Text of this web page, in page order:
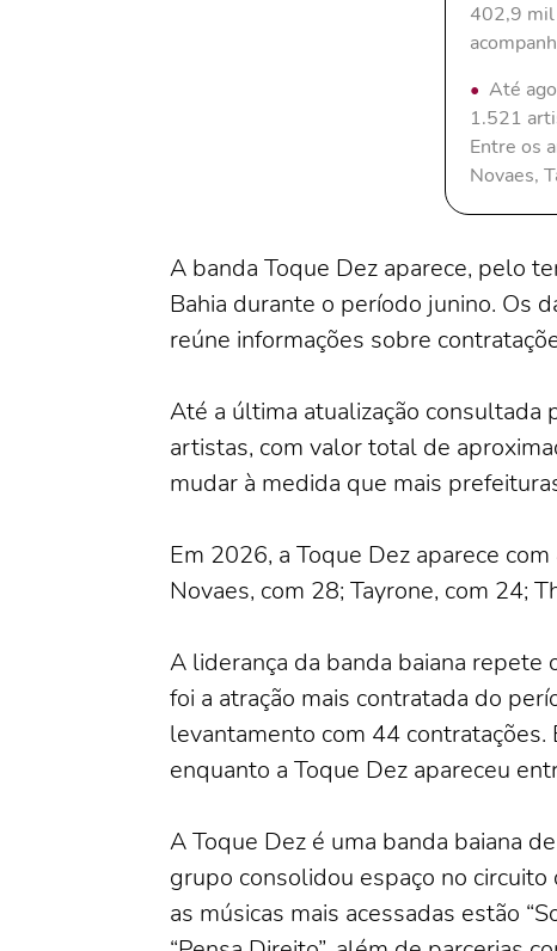
402,9 mil
Até
1.521
Entre os
Novaes,
A banda Toque Dez aparece, pelo
Bahia durante o período junino. Os
reúne informações sobre
Até a última atualização
artistas, com valor total de
mudar à medida que mais
Em 2026, a Toque Dez aparece
Novaes, com 28; Tayrone, com 24;
A liderança da banda baiana
foi a atração mais contratada do
levantamento com 44
enquanto a Toque Dez apareceu
A Toque Dez é uma banda baiana
grupo consolidou espaço no
as músicas mais acessadas estão